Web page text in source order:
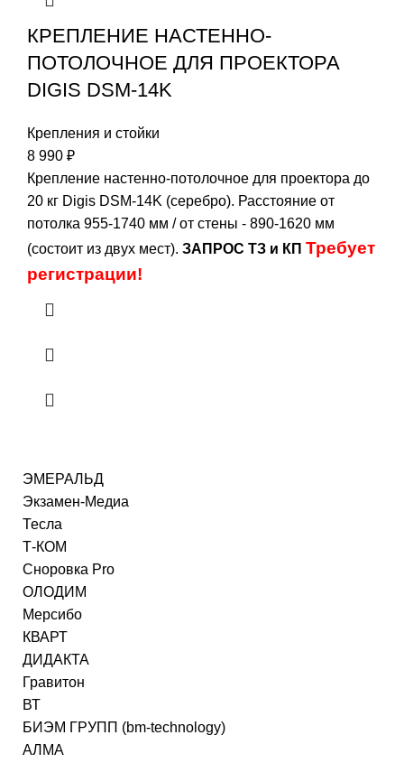
КРЕПЛЕНИЕ НАСТЕННО-
ПОТОЛОЧНОЕ ДЛЯ ПРОЕКТОРА
DIGIS DSM-14K
Крепления и стойки
8 990 ₽
Крепление настенно-потолочное для проектора до
20 кг Digis DSM-14K (серебро). Расстояние от
потолка 955-1740 мм / от стены - 890-1620 мм
(состоит из двух мест). ЗАПРОС ТЗ и КП Требует
регистрации!
ЭМЕРАЛЬД
Экзамен-Медиа
Тесла
Т-КОМ
Сноровка Pro
ОЛОДИМ
Мерсибо
КВАРТ
ДИДАКТА
Гравитон
ВТ
БИЭМ ГРУПП (bm-technology)
АЛМА